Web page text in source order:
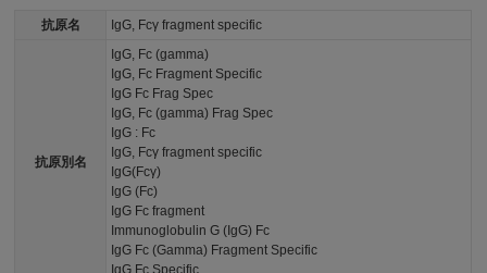
抗原名 IgG, Fcγ fragment specific
抗原別名
IgG, Fc (gamma)
IgG, Fc Fragment Specific
IgG Fc Frag Spec
IgG, Fc (gamma) Frag Spec
IgG : Fc
IgG, Fcγ fragment specific
IgG(Fcγ)
IgG (Fc)
IgG Fc fragment
Immunoglobulin G (IgG) Fc
IgG Fc (Gamma) Fragment Specific
IgG Fc Specific